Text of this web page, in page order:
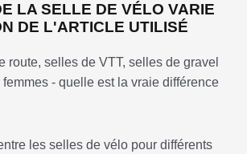
LA SELLE DE VÉLO VARIE
DE L'ARTICLE UTILISÉ
route, selles de VTT, selles de gravel
- quelle est la vraie différence
les selles de vélo pour différents